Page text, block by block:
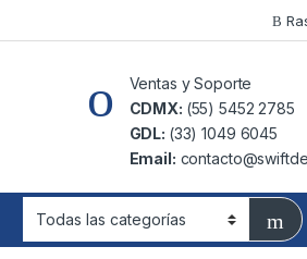
Ventas y Soporte
CDMX: (55) 5452 2785
GDL: (33) 1049 6045
Email: